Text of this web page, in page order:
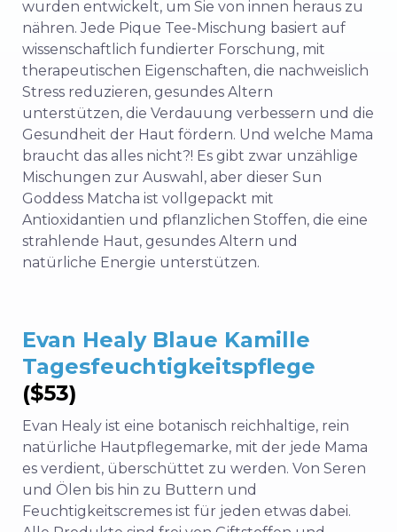
wurden entwickelt, um Sie von innen heraus zu
nähren. Jede Pique Tee-Mischung basiert auf
wissenschaftlich fundierter Forschung, mit
therapeutischen Eigenschaften, die nachweislich
Stress reduzieren, gesundes Altern
unterstützen, die Verdauung verbessern und die
Gesundheit der Haut fördern. Und welche Mama
braucht das alles nicht?! Es gibt zwar unzählige
Mischungen zur Auswahl, aber dieser Sun
Goddess Matcha ist vollgepackt mit
Antioxidantien und pflanzlichen Stoffen, die eine
strahlende Haut, gesundes Altern und
natürliche Energie unterstützen.
Evan Healy Blaue Kamille
Tagesfeuchtigkeitspflege
($53)
Evan Healy ist eine botanisch reichhaltige, rein
natürliche Hautpflegemarke, mit der jede Mama
es verdient, überschüttet zu werden. Von Seren
und Ölen bis hin zu Buttern und
Feuchtigkeitscremes ist für jeden etwas dabei.